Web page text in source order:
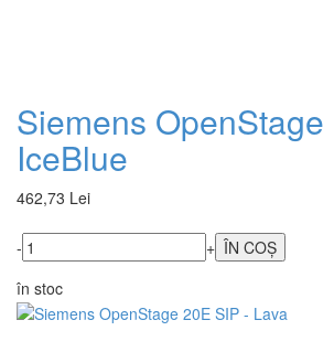
Siemens OpenStage
IceBlue
462,73 Lei
-
+
în stoc